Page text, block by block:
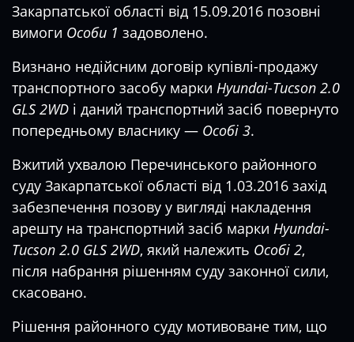
Закарпатської області від 15.09.2016 позовні
вимоги Особи 1 задоволено.
Визнано недійсним договір купівлі-продажу
транспортного засобу марки Hyundai-Tucson 2.0
GLS 2WD і даний транспортний засіб повернуто
попередньому власнику — Особі 3.
Вжитий ухвалою Перечинського районного
суду Закарпатської області від 1.03.2016 захід
забезпечення позову у вигляді накладення
арешту на транспортний засіб марки Hyundai-
Tucson 2.0 GLS 2WD, який належить Особі 2,
після набрання рішенням суду законної сили,
скасовано.
Рішення районного суду мотивоване тим, що